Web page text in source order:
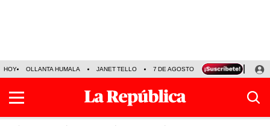
HOY OLLANTA HUMALA JANET TELLO 7 DE AGOSTO TINKA RESULTADOS